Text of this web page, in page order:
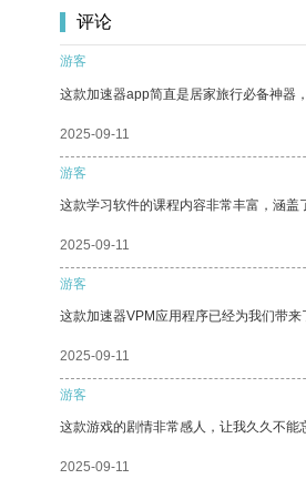
评论
游客
这款加速器app简直是居家旅行必备神器
2025-09-11
游客
这款学习软件的课程内容非常丰富，涵盖
2025-09-11
游客
这款加速器VPM应用程序已经为我们带来
2025-09-11
游客
这款游戏的剧情非常感人，让我久久不能
2025-09-11